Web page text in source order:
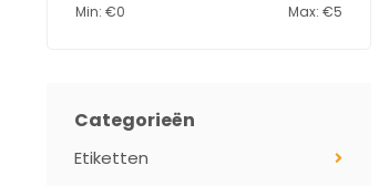
Min: €0 Max: €5
Categorieën
Etiketten